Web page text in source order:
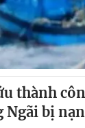
thành
Ngãi bị